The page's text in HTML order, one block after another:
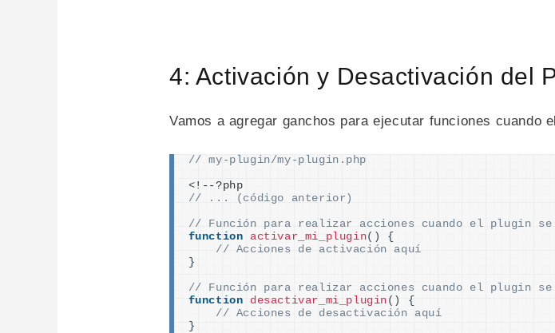
4: Activación y Desactivación del
Vamos a agregar ganchos para ejecutar funciones cuando
// my-plugin/my-plugin.php
< !--?php
// ... (código anterior)
// Función para realizar acciones cuando el plugin
function
activar_mi_plugin()
{
// Acciones de activación aquí
}
// Función para realizar acciones cuando el plugin se
function
desactivar_mi_plugin ()
{
// Acciones de desactivación aquí
}